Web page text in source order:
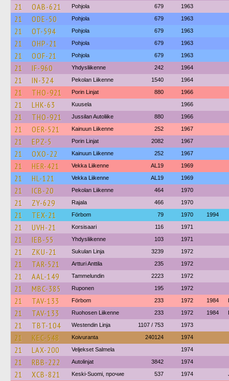
21 OAB-621 Pohjola 679 1963
21 ODE-50 Pohjola 679 1963
21 OT-594 Pohjola 679 1963
21 OHP-21 Pohjola 679 1963
21 OOF-21 Pohjola 679 1963
21 IF-960 Yhdysliikenne 242 1964
21 IN-324 Pekolan Liikenne 1540 1964
21 THO-921 Porin Linjat 880 1966
21 LHK-63 Kuusela 1966
21 THO-921 Jussilan Autoliike 880 1966
21 OER-521 Kainuun Liikenne 252 1967
21 EPZ-5 Porin Linjat 2082 1967
21 OXO-22 Kainuun Liikenne 252 1967
21 HER-421 Vekka Liikenne AL19 1969
21 HL-121 Vekka Liikenne AL19 1969
21 ICB-20 Pekolan Liikenne 464 1970
21 ZY-629 Rajala 466 1970
21 TEX-21 Förbom 79 1970 1994
21 UVH-21 Korsisaari 116 1971
21 IEB-55 Yhdysliikenne 103 1971
21 ZKU-21 Sukulan Linja 3239 1972
21 TAR-521 Artturi Anttila 235 1972
21 AAL-149 Tammelundin 2223 1972
21 MBC-385 Ruponen 195 1972
21 TAV-133 Förbom 233 1972 1984
21 TAV-133 Ruohosen Liikenne 233 1972 1984
21 TBT-104 Westendin Linja 1107 / 753 1973
21 KEC-548 Koivuranta 240124 1974
21 LAX-200 Veljekset Salmela 1974
21 RBB-222 Autolinjat 3842 1974
21 XCB-821 Keski-Suomi, прочие 537 1974